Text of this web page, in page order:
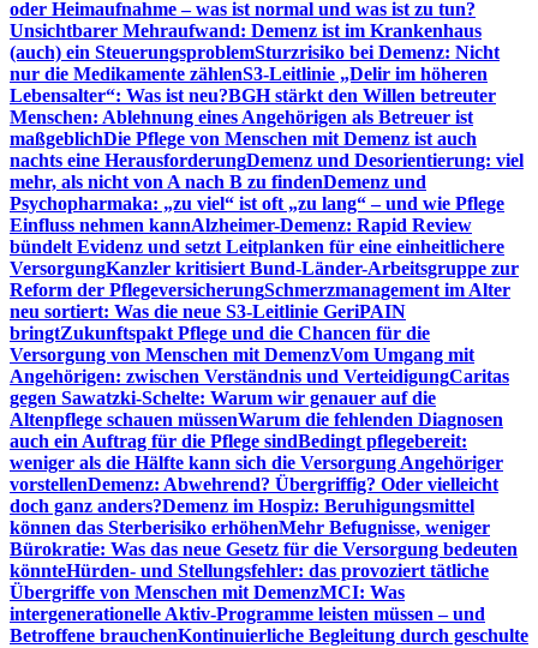
oder Heimaufnahme – was ist normal und was ist zu tun?
Unsichtbarer Mehraufwand: Demenz ist im Krankenhaus
(auch) ein SteuerungsproblemSturzrisiko bei Demenz: Nicht
nur die Medikamente zählenS3-Leitlinie „Delir im höheren
Lebensalter“: Was ist neu?BGH stärkt den Willen betreuter
Menschen: Ablehnung eines Angehörigen als Betreuer ist
maßgeblichDie Pflege von Menschen mit Demenz ist auch
nachts eine HerausforderungDemenz und Desorientierung: viel
mehr, als nicht von A nach B zu findenDemenz und
Psychopharmaka: „zu viel“ ist oft „zu lang“ – und wie Pflege
Einfluss nehmen kannAlzheimer-Demenz: Rapid Review
bündelt Evidenz und setzt Leitplanken für eine einheitlichere
VersorgungKanzler kritisiert Bund-Länder-Arbeitsgruppe zur
Reform der PflegeversicherungSchmerzmanagement im Alter
neu sortiert: Was die neue S3-Leitlinie GeriPAIN
bringtZukunftspakt Pflege und die Chancen für die
Versorgung von Menschen mit DemenzVom Umgang mit
Angehörigen: zwischen Verständnis und VerteidigungCaritas
gegen Sawatzki-Schelte: Warum wir genauer auf die
Altenpflege schauen müssenWarum die fehlenden Diagnosen
auch ein Auftrag für die Pflege sindBedingt pflegebereit:
weniger als die Hälfte kann sich die Versorgung Angehöriger
vorstellenDemenz: Abwehrend? Übergriffig? Oder vielleicht
doch ganz anders?Demenz im Hospiz: Beruhigungsmittel
können das Sterberisiko erhöhenMehr Befugnisse, weniger
Bürokratie: Was das neue Gesetz für die Versorgung bedeuten
könnteHürden- und Stellungsfehler: das provoziert tätliche
Übergriffe von Menschen mit DemenzMCI: Was
intergenerationelle Aktiv-Programme leisten müssen – und
Betroffene brauchenKontinuierliche Begleitung durch geschulte